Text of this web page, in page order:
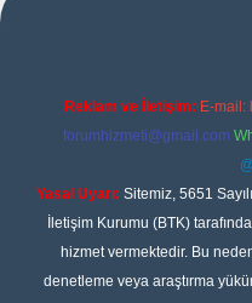
Reklam ve İletişim: E-mail:
forumhizmeti@gmail.com
Yasal Uyarı: Sitemiz, 5651
İletişim Kurumu (BTK)
hizmet vermektedir. Bu
denetleme veya araştırma